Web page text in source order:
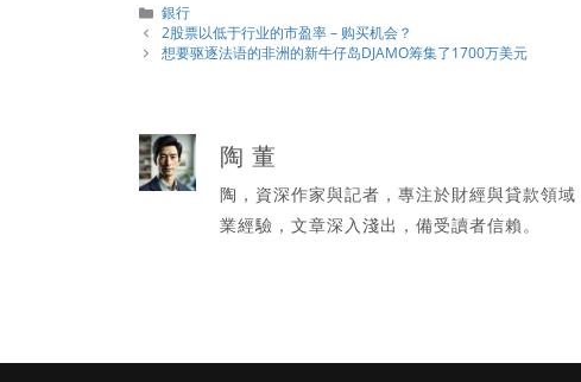
分
類
銀行
2股票以低于行业的市盈率 – 购买机会？
想要驱逐法语的非洲的新牛仔岛DJAMO筹集了1700万美元
陶 董
陶，資深作家與記者，專注於財經與貸款領
業經驗，文章深入淺出，備受讀者信賴。